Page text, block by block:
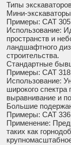
Типы
Мини-
Примеры: CAT
Использование:
пространств и
ландшафтного
строительства.
Стандартные
Примеры: CAT
Использование:
широкого
выравнивание и
Большие
Примеры: CAT
Применение:
таких как